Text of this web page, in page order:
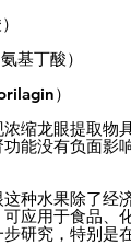
基丁酸）
）
缩龙眼提取物
能没有负面影
种水果除了经
应用于食品、
研究，特别是